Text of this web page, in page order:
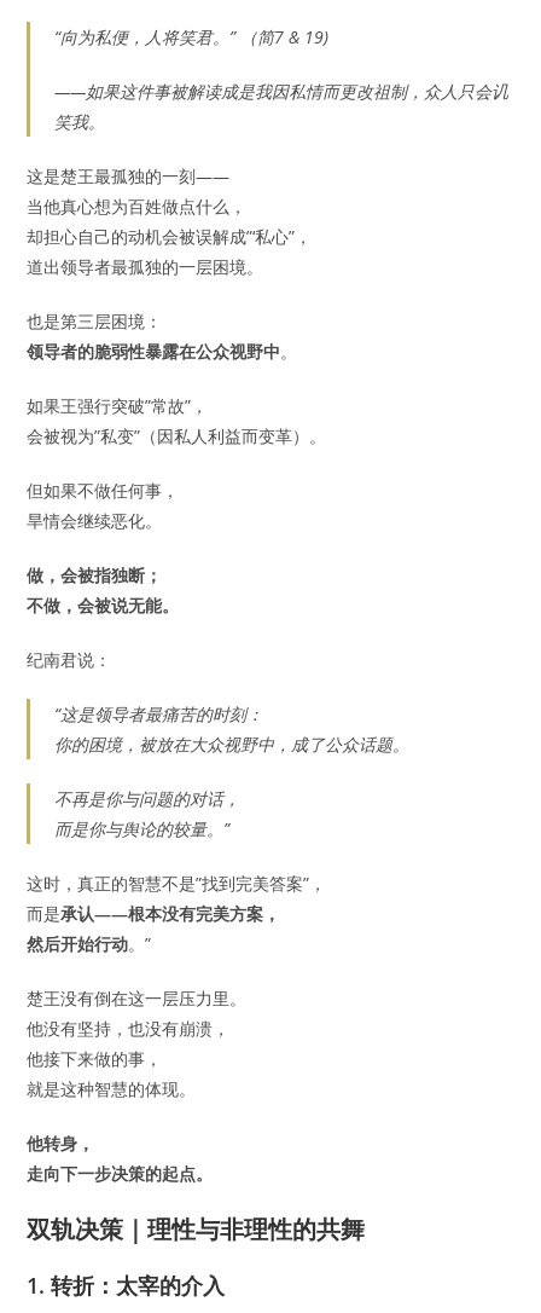
“向为私便，人将笑君。” （简7 & 19)
——如果这件事被解读成是我因私情而更改祖制，众人只会讥
笑我。
这是楚王最孤独的一刻——
当他真心想为百姓做点什么，
却担心自己的动机会被误解成”‘私心”，
道出领导者最孤独的一层困境。
也是第三层困境：
领导者的脆弱性暴露在公众视野中。
如果王强行突破”常故”，
会被视为”私变”（因私人利益而变革）。
但如果不做任何事，
旱情会继续恶化。
做，会被指独断；
不做，会被说无能。
纪南君说：
“这是领导者最痛苦的时刻：
你的困境，被放在大众视野中，成了公众话题。
不再是你与问题的对话，
而是你与舆论的较量。”
这时，真正的智慧不是”找到完美答案”，
而是承认——根本没有完美方案，
然后开始行动。”
楚王没有倒在这一层压力里。
他没有坚持，也没有崩溃，
他接下来做的事，
就是这种智慧的体现。
他转身，
走向下一步决策的起点。
双轨决策｜理性与非理性的共舞
1. 转折：太宰的介入